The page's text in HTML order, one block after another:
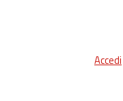
Accedi